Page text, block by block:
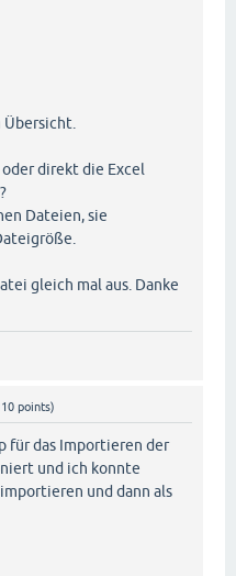
direkt die Excel
Dateien, sie
gleich mal aus. Danke
points)
für das Importieren der
und ich konnte
und dann als